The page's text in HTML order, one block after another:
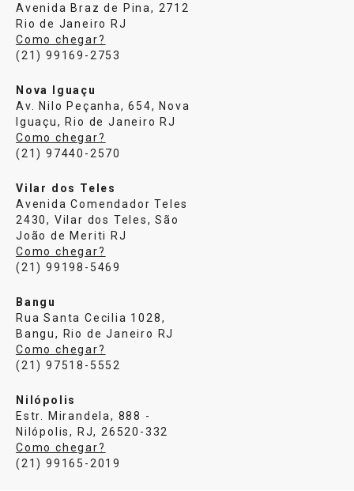
Avenida Braz de Pina, 2712
Rio de Janeiro RJ
Como chegar?
(21) 99169-2753
Nova Iguaçu
Av. Nilo Peçanha, 654, Nova
Iguaçu, Rio de Janeiro RJ
Como chegar?
(21) 97440-2570
Vilar dos Teles
Avenida Comendador Teles
2430, Vilar dos Teles, São
João de Meriti RJ
Como chegar?
(21) 99198-5469
Bangu
Rua Santa Cecilia 1028,
Bangu, Rio de Janeiro RJ
Como chegar?
(21) 97518-5552
Nilópolis
Estr. Mirandela, 888 -
Nilópolis, RJ, 26520-332
Como chegar?
(21) 99165-2019